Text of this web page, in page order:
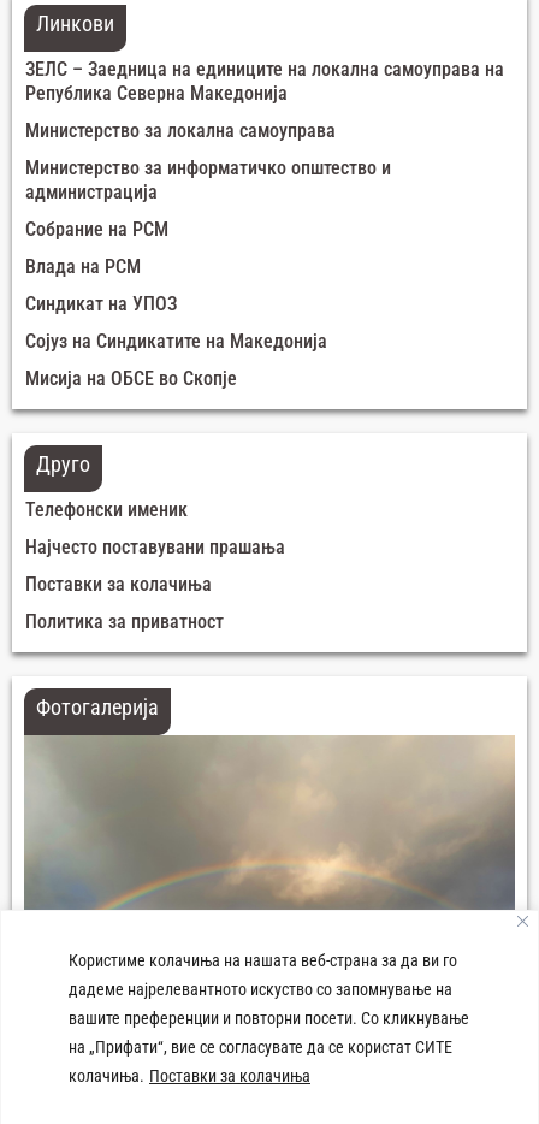
Користиме колачиња на нашата веб-страна за да ви го
дадеме најрелевантното искуство со запомнување на
вашите преференции и повторни посети. Со кликнување
на „Прифати“, вие се согласувате да се користат СИТЕ
колачиња. Поставки за колачиња
Линкови
ЗЕЛС – Заедница на единиците на локална самоуправа на
Република Северна Македонија
Министерство за локална самоуправа
Министерство за информатичко општество и
администрација
Собрание на РСМ
Влада на РСМ
Синдикат на УПОЗ
Сојуз на Синдикатите на Македонија
Мисија на ОБСЕ во Скопје
Друго
Телефонски именик
Најчесто поставувани прашања
Поставки за колачиња
Политика за приватност
Фотогалерија